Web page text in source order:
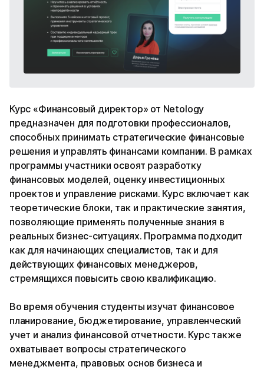
Курс «Финансовый директор» от Netology
предназначен для подготовки профессионалов,
способных принимать стратегические финансовые
решения и управлять финансами компании. В рамках
программы участники освоят разработку
финансовых моделей, оценку инвестиционных
проектов и управление рисками. Курс включает как
теоретические блоки, так и практические занятия,
позволяющие применять полученные знания в
реальных бизнес-ситуациях. Программа подходит
как для начинающих специалистов, так и для
действующих финансовых менеджеров,
стремящихся повысить свою квалификацию.
Во время обучения студенты изучат финансовое
планирование, бюджетирование, управленческий
учет и анализ финансовой отчетности. Курс также
охватывает вопросы стратегического
менеджмента, правовых основ бизнеса и